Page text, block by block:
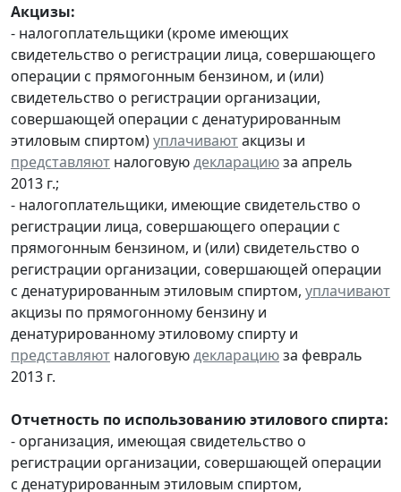
Акцизы:
- налогоплательщики (кроме имеющих
свидетельство о регистрации лица, совершающего
операции с прямогонным бензином, и (или)
свидетельство о регистрации организации,
совершающей операции с денатурированным
этиловым спиртом)уплачиваютакцизы и
представляют налоговуюдекларациюза апрель
2013 г.;
- налогоплательщики, имеющие свидетельство о
регистрации лица, совершающего операции с
прямогонным бензином, и (или) свидетельство о
регистрации организации, совершающей операции
с денатурированным этиловым спиртом, уплачивают
акцизы по прямогонному бензину и
денатурированному этиловому спирту и
представляют налоговуюдекларациюза февраль
2013 г.
Отчетность по использованию этилового спирта:
- организация, имеющая свидетельство о
регистрации организации, совершающей операции
с денатурированным этиловым спиртом,